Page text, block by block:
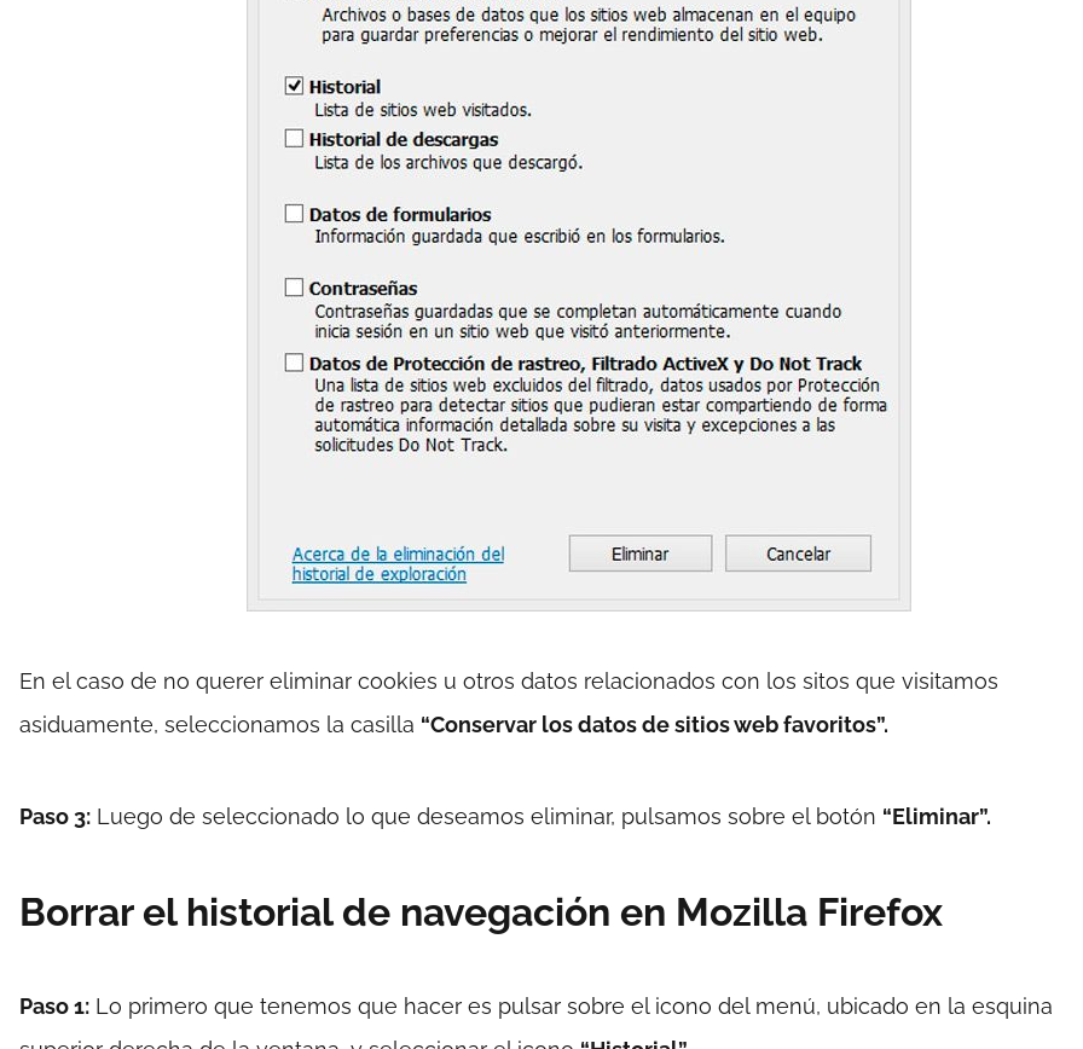
En el caso de no querer eliminar cookies u otros datos relacionados con los sitos que visitamos
asiduamente, seleccionamos la casilla “Conservar los datos de sitios web favoritos”.
Paso 3: Luego de seleccionado lo que deseamos eliminar, pulsamos sobre el botón “Eliminar”.
Borrar el historial de navegación en Mozilla Firefox
Paso 1: Lo primero que tenemos que hacer es pulsar sobre el icono del menú, ubicado en la esquina